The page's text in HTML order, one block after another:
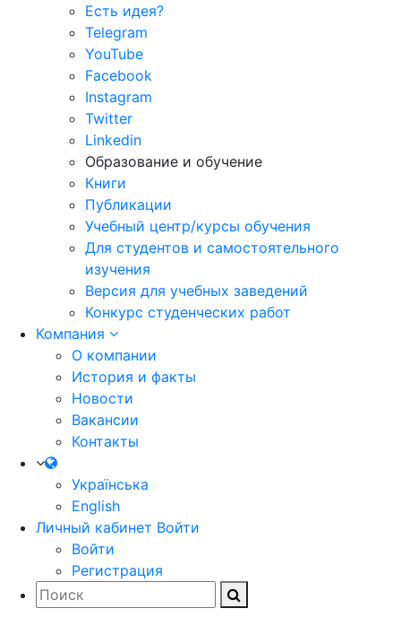
Есть идея?
Telegram
YouTube
Facebook
Instagram
Twitter
Linkedin
Образование и обучение
Книги
Публикации
Учебный центр/курсы обучения
Для студентов и самостоятельного
изучения
Версия для учебных заведений
Конкурс студенческих работ
Компания
О компании
История и факты
Новости
Вакансии
Контакты
Українська
English
Личный кабинет Войти
Войти
Регистрация